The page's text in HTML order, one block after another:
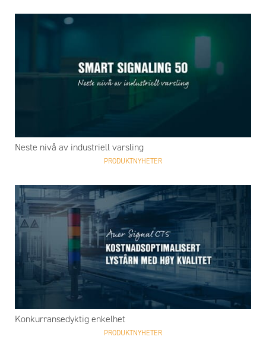
Neste nivå av industriell varsling
PRODUKTNYHETER
Konkurransedyktig enkelhet
PRODUKTNYHETER